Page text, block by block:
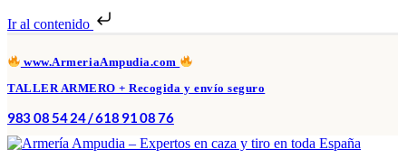
Ir al contenido
www.ArmeriaAmpudia.com
TALLER ARMERO + Recogida y envío seguro
983 08 54 24 / 618 91 08 76